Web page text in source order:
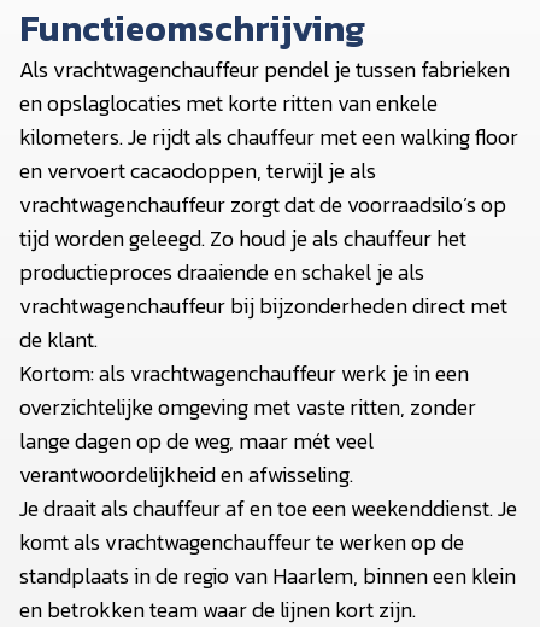
Functieomschrijving
Als vrachtwagenchauffeur pendel je tussen fabrieken
en opslaglocaties met korte ritten van enkele
kilometers. Je rijdt als chauffeur met een walking floor
en vervoert cacaodoppen, terwijl je als
vrachtwagenchauffeur zorgt dat de voorraadsilo’s op
tijd worden geleegd. Zo houd je als chauffeur het
productieproces draaiende en schakel je als
vrachtwagenchauffeur bij bijzonderheden direct met
de klant.
Kortom: als vrachtwagenchauffeur werk je in een
overzichtelijke omgeving met vaste ritten, zonder
lange dagen op de weg, maar mét veel
verantwoordelijkheid en afwisseling.
Je draait als chauffeur af en toe een weekenddienst. Je
komt als vrachtwagenchauffeur te werken op de
standplaats in de regio van Haarlem, binnen een klein
en betrokken team waar de lijnen kort zijn.